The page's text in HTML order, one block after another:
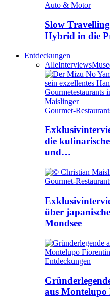
Auto & Motor
Slow
Hybrid in die
Entdeckungen
AlleInterviews
Gourmet-
die
und…
Gourmet-
über
Mondsee
Entdeckungen
aus